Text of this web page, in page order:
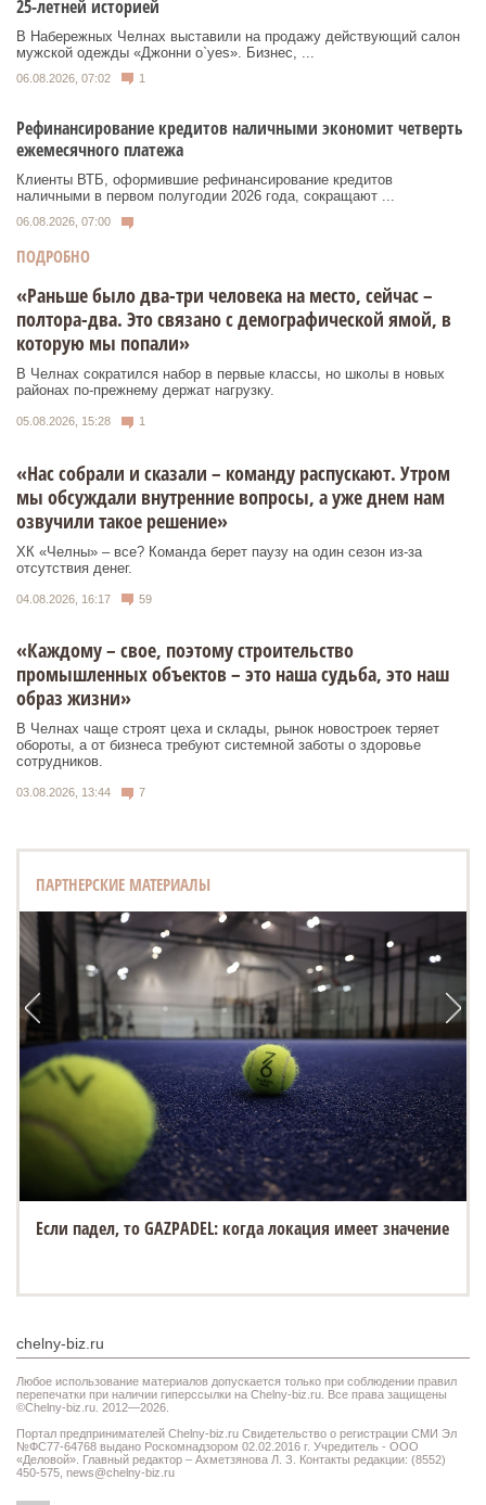
25-летней историей
В Набережных Челнах выставили на продажу действующий салон
мужской одежды «Джонни о`yes». Бизнес, ...
06.08.2026, 07:02 1
Рефинансирование кредитов наличными экономит четверть
ежемесячного платежа
Клиенты ВТБ, оформившие рефинансирование кредитов
наличными в первом полугодии 2026 года, сокращают ...
06.08.2026, 07:00
ПОДРОБНО
«Раньше было два-три человека на место, сейчас –
полтора-два. Это связано с демографической ямой, в
которую мы попали»
В Челнах сократился набор в первые классы, но школы в новых
районах по-прежнему держат нагрузку.
05.08.2026, 15:28 1
«Нас собрали и сказали – команду распускают. Утром
мы обсуждали внутренние вопросы, а уже днем нам
озвучили такое решение»
ХК «Челны» – все? Команда берет паузу на один сезон из-за
отсутствия денег.
04.08.2026, 16:17 59
«Каждому – свое, поэтому строительство
промышленных объектов – это наша судьба, это наш
образ жизни»
В Челнах чаще строят цеха и склады, рынок новостроек теряет
обороты, а от бизнеса требуют системной заботы о здоровье
сотрудников.
03.08.2026, 13:44 7
ПАРТНЕРСКИЕ МАТЕРИАЛЫ
Если падел, то GAZPADEL: когда локация имеет значение
chelny-biz.ru
Любое использование материалов допускается только при соблюдении правил
перепечатки при наличии гиперссылки на Chelny-biz.ru. Все права защищены
©Chelny-biz.ru. 2012—2026.
Портал предпринимателей Chelny-biz.ru Свидетельство о регистрации СМИ Эл
№ФС77-64768 выдано Роскомнадзором 02.02.2016 г. Учредитель - ООО
«Деловой». Главный редактор – Ахметзянова Л. З. Контакты редакции: (8552)
450-575, news@chelny-biz.ru